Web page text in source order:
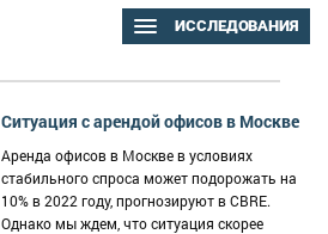
ИССЛЕДОВАНИЯ
Ситуация с арендой офисов в Москве
Аренда офисов в Москве в условиях
стабильного спроса может подорожать на
10% в 2022 году, прогнозируют в CBRE.
Однако мы ждем, что ситуация скорее